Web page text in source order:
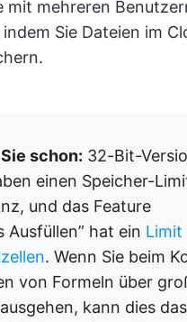
mit mehreren
Sie Dateien im
schon: 32-Bit-
einen Speicher-
und das Feature
Ausfüllen” hat ein Limit
. Wenn Sie beim
von Formeln über
kann dies das